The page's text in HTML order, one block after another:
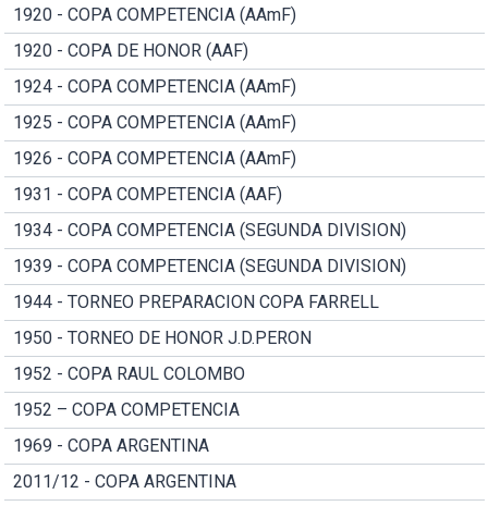
1920 - COPA COMPETENCIA (AAmF)
1920 - COPA DE HONOR (AAF)
1924 - COPA COMPETENCIA (AAmF)
1925 - COPA COMPETENCIA (AAmF)
1926 - COPA COMPETENCIA (AAmF)
1931 - COPA COMPETENCIA (AAF)
1934 - COPA COMPETENCIA (SEGUNDA DIVISION)
1939 - COPA COMPETENCIA (SEGUNDA DIVISION)
1944 - TORNEO PREPARACION COPA FARRELL
1950 - TORNEO DE HONOR J.D.PERON
1952 - COPA RAUL COLOMBO
1952 – COPA COMPETENCIA
1969 - COPA ARGENTINA
2011/12 - COPA ARGENTINA